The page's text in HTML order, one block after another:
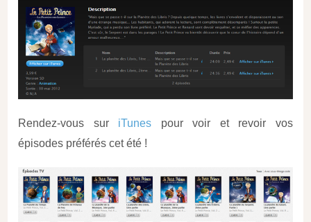
Rendez-vous sur iTunes pour voir et revoir vos
épisodes préférés cet été !